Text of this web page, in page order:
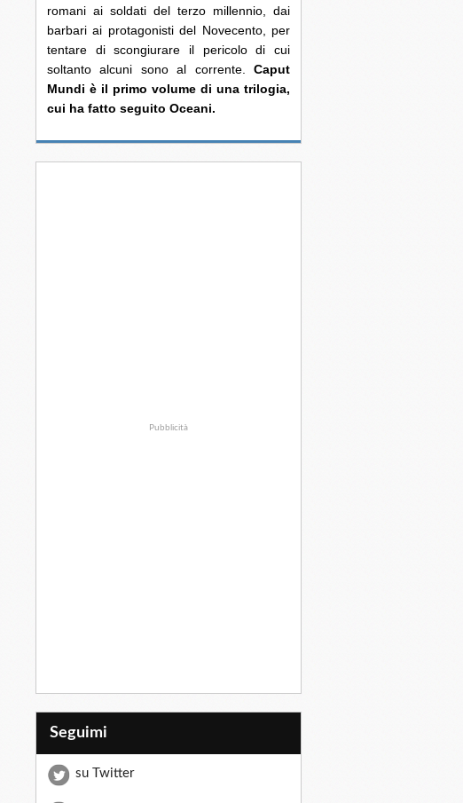
romani ai soldati del terzo millennio, dai
barbari ai protagonisti del Novecento, per
tentare di scongiurare il pericolo di cui
soltanto alcuni sono al corrente. Caput
Mundi è il primo volume di una trilogia,
cui ha fatto seguito Oceani.
Pubblicità
Seguimi
su Twitter